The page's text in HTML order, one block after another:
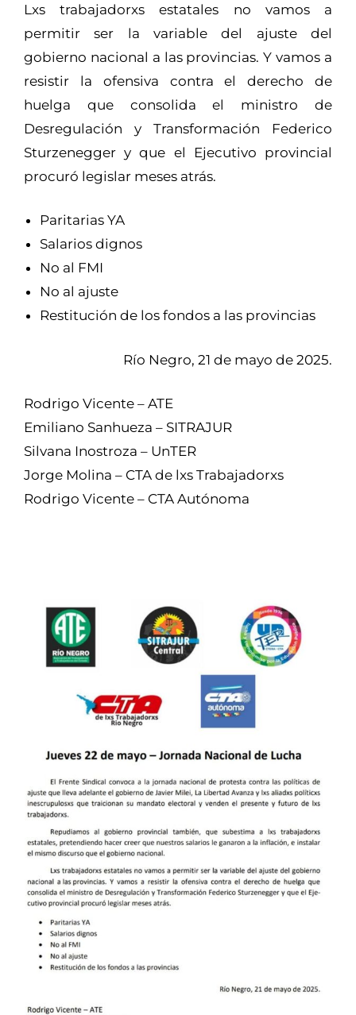
Lxs trabajadorxs estatales no vamos a
permitir ser la variable del ajuste del
gobierno nacional a las provincias. Y vamos a
resistir la ofensiva contra el derecho de
huelga que consolida el ministro de
Desregulación y Transformación Federico
Sturzenegger y que el Ejecutivo provincial
procuró legislar meses atrás.
Paritarias YA
Salarios dignos
No al FMI
No al ajuste
Restitución de los fondos a las provincias
Río Negro, 21 de mayo de 2025.
Rodrigo Vicente – ATE
Emiliano Sanhueza – SITRAJUR
Silvana Inostroza – UnTER
Jorge Molina – CTA de lxs Trabajadorxs
Rodrigo Vicente – CTA Autónoma